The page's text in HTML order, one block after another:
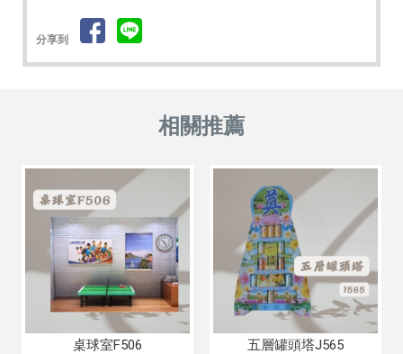
分享到
桌球室F506 五層罐頭塔J565